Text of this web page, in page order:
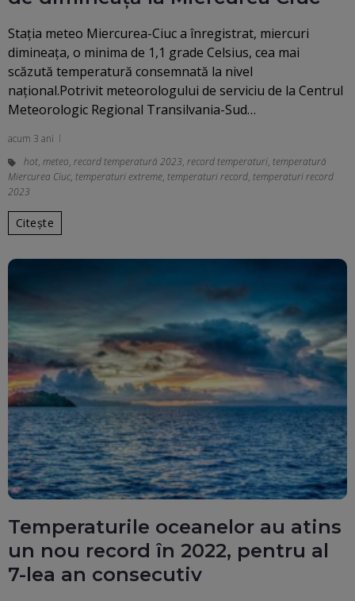
Staţia meteo Miercurea-Ciuc a înregistrat, miercuri
dimineaţa, o minima de 1,1 grade Celsius, cea mai
scăzută temperatură consemnată la nivel
naţional.Potrivit meteorologului de serviciu de la Centrul
Meteorologic Regional Transilvania-Sud…
acum 3 ani
hot, meteo, record temperatură 2023, record temperaturi, temperatură
Miercurea Ciuc, temperaturi extreme, temperaturi record, temperaturi record
2023
Citește
Temperaturile oceanelor au atins
un nou record în 2022, pentru al
7-lea an consecutiv